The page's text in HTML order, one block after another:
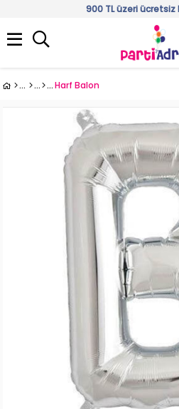
900 TL üzeri ücretsiz
Harf Balon